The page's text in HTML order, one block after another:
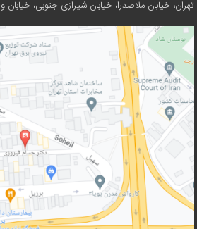
تهران، خیابان ملاصدرا، خیابان شیرازی جنوبی، خیابان وحدت،